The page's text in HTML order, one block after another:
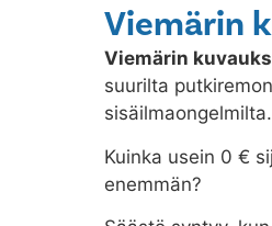
Viemärin
Viemärin
suurilta
sisäilmaongelmilta.
Kuinka usein 0 €
enemmän?